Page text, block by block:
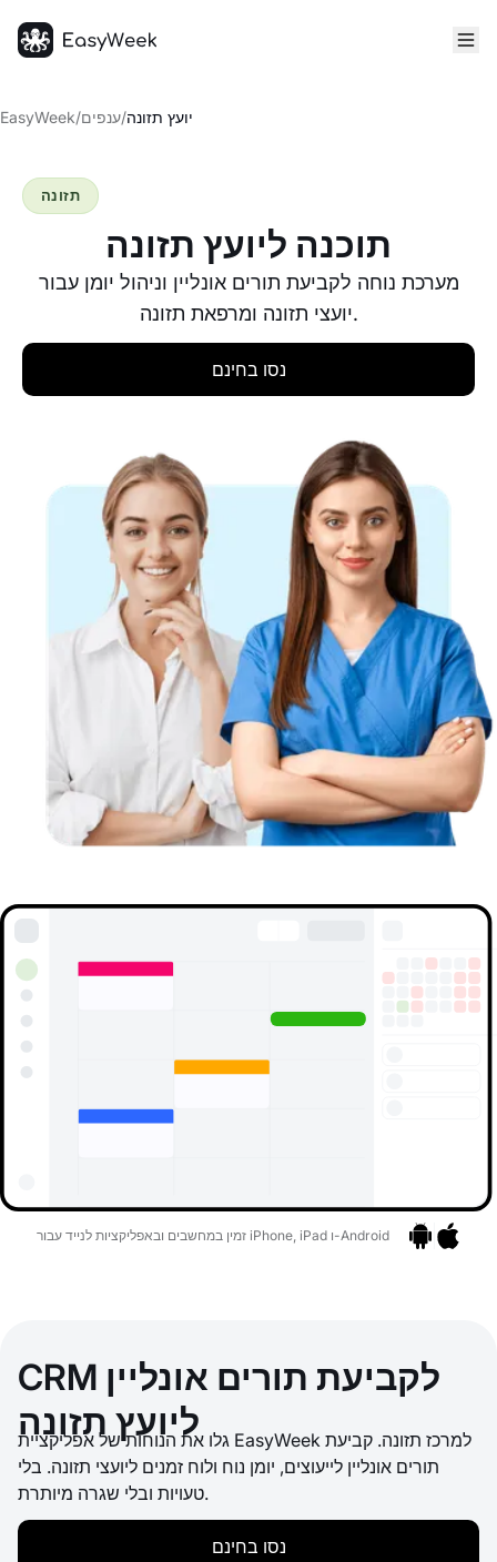
EasyWeek/ענפים/יועץ תזונה
תוכנה ליועץ תזונה
מערכת נוחה לקביעת תורים אונליין וניהול יומן עבור
יועצי תזונה ומרפאת תזונה.
תזונה
נסו בחינם
זמין במחשבים ובאפליקציות לנייד עבור iPhone, iPad ו-Android
CRM לקביעת תורים אונליין
ליועץ תזונה
גלו את הנוחות של אפליקציית EasyWeek למרכז תזונה. קביעת
תורים אונליין לייעוצים, יומן נוח ולוח זמנים ליועצי תזונה. בלי
טעויות ובלי שגרה מיותרת.
נסו בחינם